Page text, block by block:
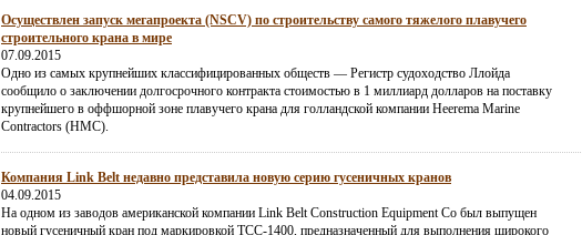
Осуществлен запуск мегапроекта (NSCV) по строительству самого тяжелого плавучего
строительного крана в мире
07.09.2015
Одно из самых крупнейших классифицированных обществ — Регистр судоходство Ллойда
сообщило о заключении долгосрочного контракта стоимостью в 1 миллиард долларов на поставку
крупнейшего в оффшорной зоне плавучего крана для голландской компании Heerema Marine
Contractors (HMC).
Компания Link Belt недавно представила новую серию гусеничных кранов
04.09.2015
На одном из заводов американской компании Link Belt Construction Equipment Co был выпущен
новый гусеничный кран под маркировкой ТСС-1400, предназначенный для выполнения широкого